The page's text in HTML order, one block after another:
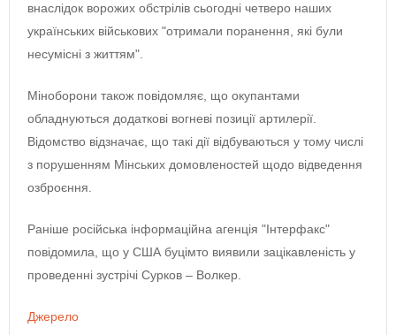
внаслідок ворожих обстрілів сьогодні четверо наших
українських військових "отримали поранення, які були
несумісні з життям".
Міноборони також повідомляє, що окупантами
обладнуються додаткові вогневі позиції артилерії.
Відомство відзначає, що такі дії відбуваються у тому числі
з порушенням Мінських домовленостей щодо відведення
озброєння.
Раніше російська інформаційна агенція "Інтерфакс"
повідомила, що у США буцімто виявили зацікавленість у
проведенні зустрічі Сурков – Волкер.
Джерело